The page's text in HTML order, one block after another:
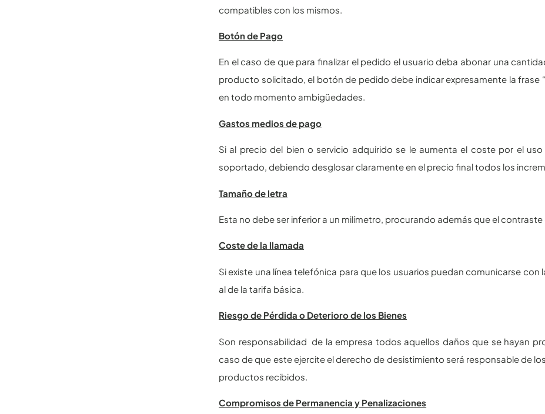
compatibles con los mismos.
Botón de Pago
En el caso de que para finalizar el pedido el usuario deba abonar una
producto solicitado, el botón de pedido debe indicar expresamente la frase
en todo momento ambigüedades.
Gastos medios de pago
Si al precio del bien o servicio adquirido se le aumenta el coste por el
soportado, debiendo desglosar claramente en el precio final todos los
Tamaño de letra
Esta no debe ser inferior a un milímetro, procurando además que el
Coste de la llamada
Si existe una línea telefónica para que los usuarios puedan comunicarse
al de la tarifa básica.
Riesgo de Pérdida o Deterioro de los Bienes
Son responsabilidad de la empresa todos aquellos daños que se hayan
caso de que este ejercite el derecho de desistimiento será responsable de
productos recibidos.
Compromisos de Permanencia y Penalizaciones